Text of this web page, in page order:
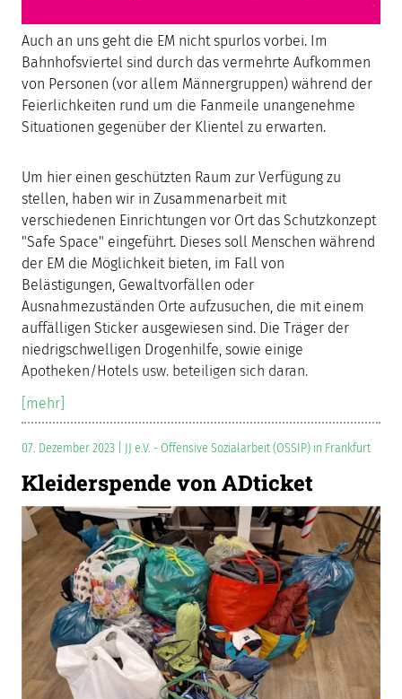
Auch an uns geht die EM nicht spurlos vorbei. Im
Bahnhofsviertel sind durch das vermehrte Aufkommen
von Personen (vor allem Männergruppen) während der
Feierlichkeiten rund um die Fanmeile unangenehme
Situationen gegenüber der Klientel zu erwarten.
Um hier einen geschützten Raum zur Verfügung zu
stellen, haben wir in Zusammenarbeit mit
verschiedenen Einrichtungen vor Ort das Schutzkonzept
"Safe Space" eingeführt. Dieses soll Menschen während
der EM die Möglichkeit bieten, im Fall von
Belästigungen, Gewaltvorfällen oder
Ausnahmezuständen Orte aufzusuchen, die mit einem
auffälligen Sticker ausgewiesen sind. Die Träger der
niedrigschwelligen Drogenhilfe, sowie einige
Apotheken/Hotels usw. beteiligen sich daran.
[mehr]
07. Dezember 2023 | JJ e.V. - Offensive Sozialarbeit (OSSIP) in Frankfurt
Kleiderspende von ADticket